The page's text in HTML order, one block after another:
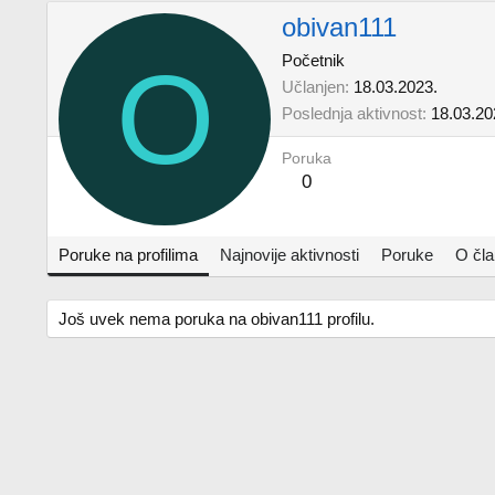
O
obivan111
Početnik
Učlanjen 18.03.2023.
Poslednja aktivnost
Poruka
0
Poruke na profilima Najnovije aktivnosti Poruke O
Još uvek nema poruka na obivan111 profilu.